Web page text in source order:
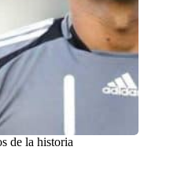
de la historia